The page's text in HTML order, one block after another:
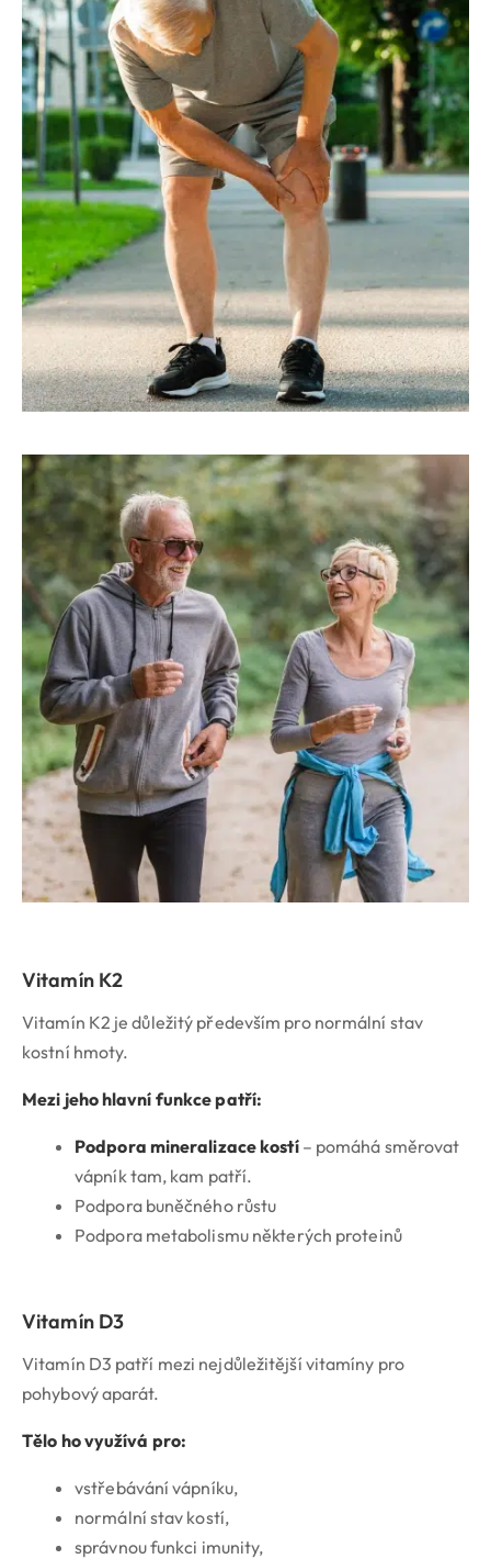
Vitamín K2
Vitamín K2 je důležitý především pro normální stav
kostní hmoty.
Mezi jeho hlavní funkce patří:
Podpora mineralizace kostí– pomáhá směrovat
vápník tam, kam patří.
Podpora buněčného růstu
Podpora metabolismu některých proteinů
Vitamín D3
Vitamín D3 patří mezi nejdůležitější vitamíny pro
pohybový aparát.
Tělo ho využívá pro:
vstřebávání vápníku,
normální stav kostí,
správnou funkci imunity,